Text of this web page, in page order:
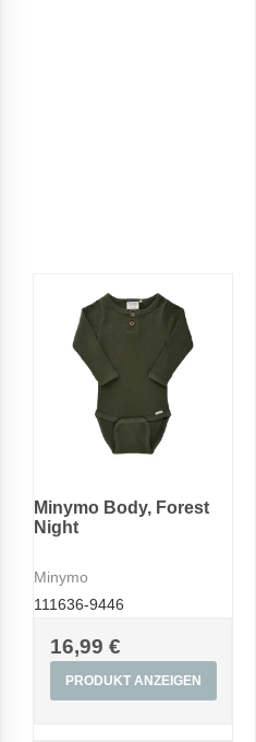
Minymo Body, Forest
Night
Minymo
111636-9446
16,99 €
PRODUKT ANZEIGEN